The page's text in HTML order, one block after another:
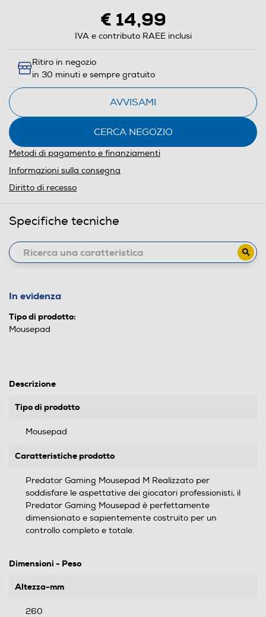
€ 14,99
IVA e contributo RAEE inclusi
Ritiro in negozio
in 30 minuti e sempre gratuito
AVVISAMI
CERCA NEGOZIO
Metodi di pagamento e finanziamenti
Informazioni sulla consegna
Diritto di recesso
Specifiche tecniche
In evidenza
Tipo di prodotto:
Mousepad
Descrizione
Tipo di prodotto
Mousepad
Caratteristiche prodotto
Predator Gaming Mousepad M Realizzato per
soddisfare le aspettative dei giocatori professionisti, il
Predator Gaming Mousepad è perfettamente
dimensionato e sapientemente costruito per un
controllo completo e totale.
Dimensioni - Peso
Altezza-mm
260